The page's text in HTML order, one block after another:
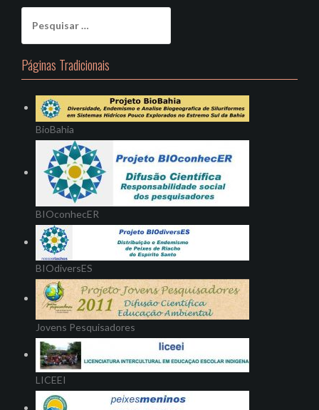
por:
Páginas Tradicionais
BioBahia
BIOconhecER
BIOdiversES
Jovens Pesquisadores
LICEEI